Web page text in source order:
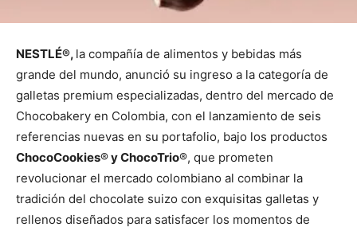
NESTLÉ®, la compañía de alimentos y bebidas más
grande del mundo, anunció su ingreso a la categoría de
galletas premium especializadas, dentro del mercado de
Chocobakery en Colombia, con el lanzamiento de seis
referencias nuevas en su portafolio, bajo los productos
ChocoCookies®y ChocoTrio®, que prometen
revolucionar el mercado colombiano al combinar la
tradición del chocolate suizo con exquisitas galletas y
rellenos diseñados para satisfacer los momentos de